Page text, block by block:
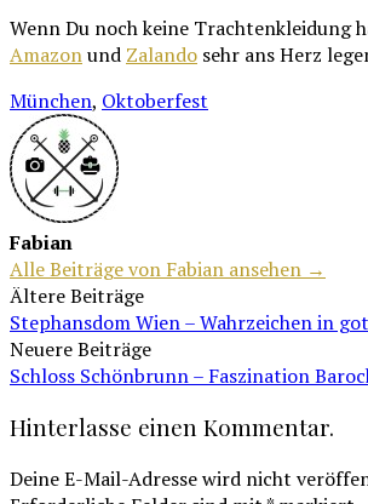
Wenn Du noch keine Trachtenkleidung
Amazonund Zalando sehr ans Herz
München, Oktoberfest
Fabian
Alle Beiträge von Fabian ansehen →
Beitragsnavigation
Ältere Beiträge
Stephansdom Wien – Wahrzeichen in
Neuere Beiträge
Schloss Schönbrunn – Faszination
Hinterlasse einen Kommentar.
Deine E-Mail-Adresse wird nicht